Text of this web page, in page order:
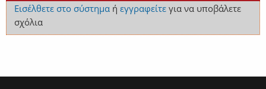
Εισέλθετε στο σύστημαή εγγραφείτεγια να υποβάλετε
σχόλια